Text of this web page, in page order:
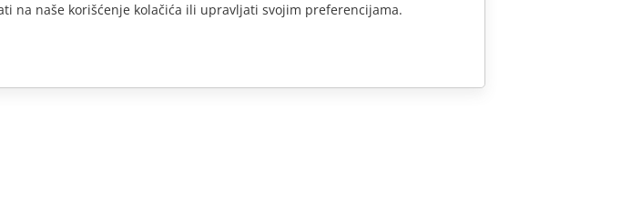
na naše korišćenje kolačića ili upravljati svojim preferencijama.